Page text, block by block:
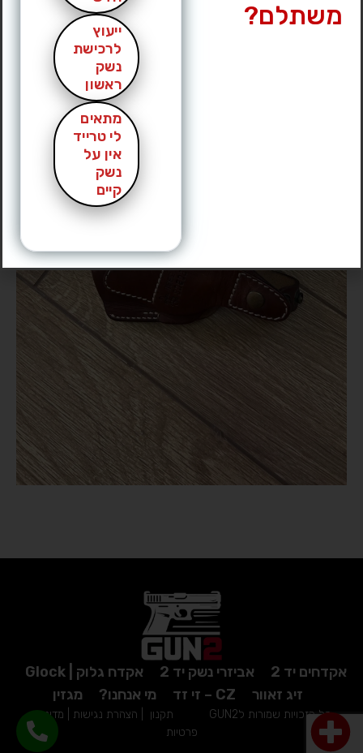
אקדחים יד 2 אביזרי נשק יד 2
אקדח גלוק | Glock
זיג זאוור
CZ – זי זד מי אנחנו? מגזין
כל הזכויות שמורות לGUN2 תקנון הצהרת נגישות
מדיניות
פרטיות
משתלם?
ייעוץ
לרכישת
נשק
ראשון
מתאים
לי טרייד
אין על
נשק
קיים